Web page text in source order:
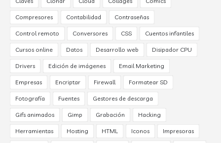
Compresores Contabilidad Contraseñas
Control remoto Conversores CSS Cuentos infantiles
Cursos online Datos Desarrollo web Disipador CPU
Drivers Edición de imágenes Email Marketing
Empresas Encriptar Firewall Formatear SD
Fotografía Fuentes Gestores de descarga
Gifs animados Gimp Grabación Hacking
Herramientas Hosting HTML Iconos Impresoras